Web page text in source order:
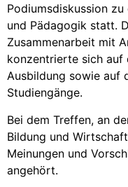
Podiumsdiskussion
und Pädagogik statt.
Zusammenarbeit mit
konzentrierte sich auf
Ausbildung sowie auf
Studiengänge.
Bei dem Treffen, an
Bildung und
Meinungen und
angehört.